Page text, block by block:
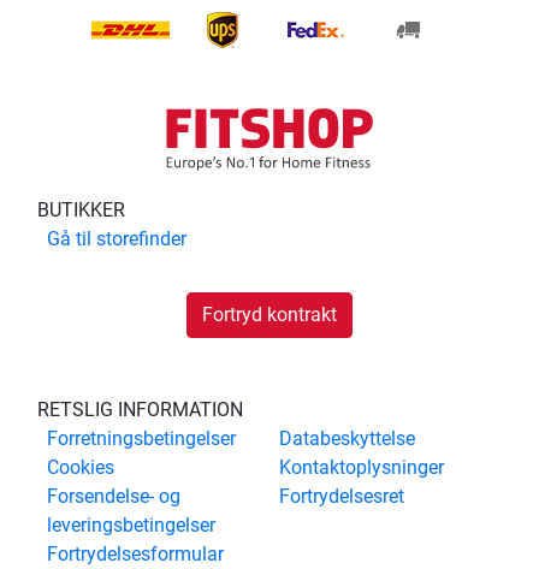
BUTIKKER
Gå til storefinder
Fortryd kontrakt
RETSLIG INFORMATION
Forretningsbetingelser
Databeskyttelse
Cookies
Kontaktoplysninger
Forsendelse- og
leveringsbetingelser
Fortrydelsesret
Fortrydelsesformular